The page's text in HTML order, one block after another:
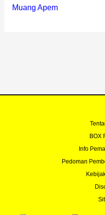
Muang Apem
BOX
Info
Pedoman